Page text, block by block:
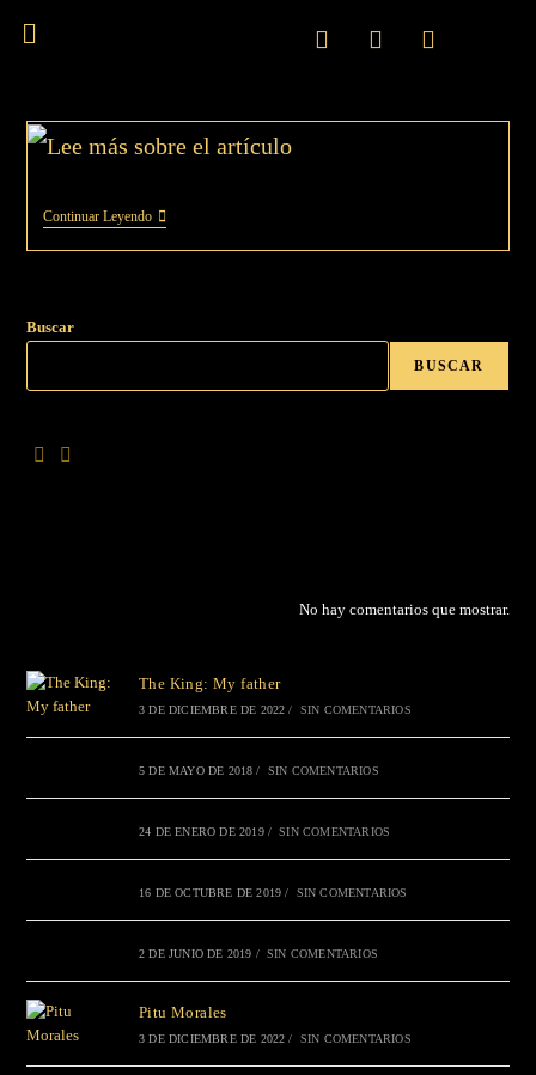
Continuar Leyendo
Buscar
BUSCAR
No hay comentarios que mostrar.
The King: My father
3 DE DICIEMBRE DE 2022 / SIN COMENTARIOS
5 DE MAYO DE 2018 / SIN COMENTARIOS
24 DE ENERO DE 2019 / SIN COMENTARIOS
16 DE OCTUBRE DE 2019 / SIN COMENTARIOS
2 DE JUNIO DE 2019 / SIN COMENTARIOS
Pitu Morales
3 DE DICIEMBRE DE 2022 / SIN COMENTARIOS